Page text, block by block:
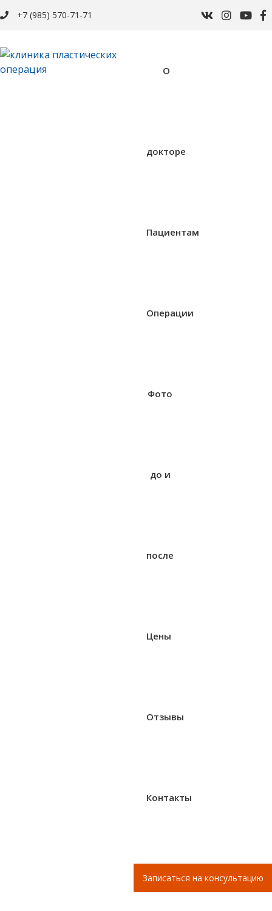
+7 (985) 570-71-71
О
докторе
Пациентам
Операции
Фото
до и
после
Цены
Отзывы
Контакты
Записаться на консультацию